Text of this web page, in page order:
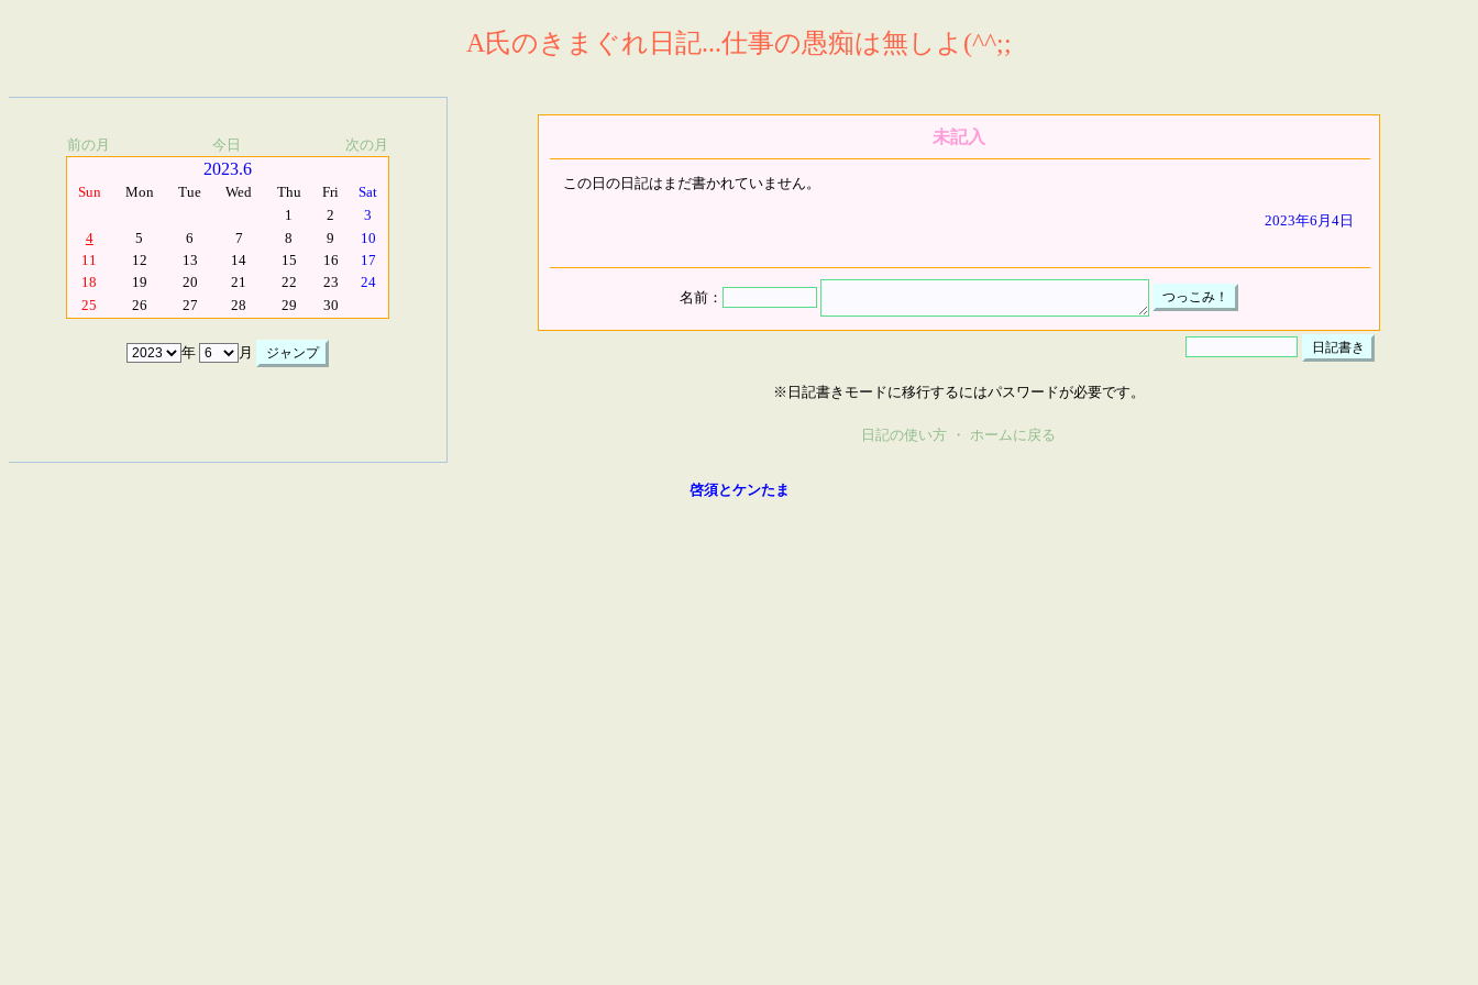
A氏のきまぐれ日記...仕事の愚痴は無しよ(^^;;
前の月 今日 次の月
2023.6
Sun Mon Tue Wed Thu Fri
Sat
1
2
3
4
5 6 7 8 9
10
11
12 13 14 15 16
17
18
19 20 21 22 23
24
25
26 27 28 29 30
年 月
未記入
この日の日記はまだ書かれていません。
2023年6月4日
名前：
※日記書きモードに移行するにはパスワードが必要です。
日記の使い方 ・ ホームに戻る
啓須とケンたま